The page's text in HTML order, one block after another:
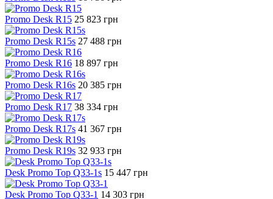
Promo Desk R15 25 823 грн
Promo Desk R15s 27 488 грн
Promo Desk R16 18 897 грн
Promo Desk R16s 20 385 грн
Promo Desk R17 38 334 грн
Promo Desk R17s 41 367 грн
Promo Desk R19s 32 933 грн
Desk Promo Top Q33-1s 15 447 грн
Desk Promo Top Q33-1 14 303 грн